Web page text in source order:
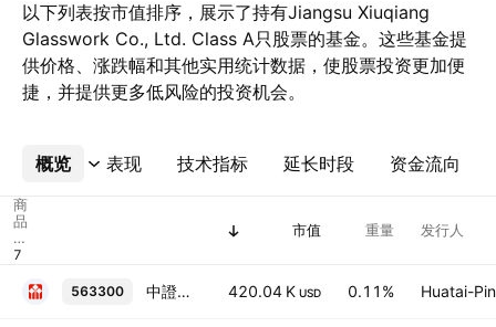
以下列表按市值排序，展示了持有Jiangsu Xiuqiang
Glasswork Co., Ltd. Class A只股票的基金。这些基金提
供价格、涨跌幅和其他实用统计数据，使股票投资更加便
捷，并提供更多低风险的投资机会。
概览 表现 技术指标 延长时段 资金流向
更多
商
品
代
码
市值 重量 发行人
563300 中證2000ETF華泰柏瑞 420.04 K USD 0.11% Huatai-